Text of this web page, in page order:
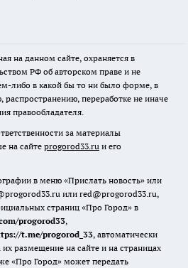
на данном сайте, охраняется в
РФ об авторском праве и не
либо в какой бы то ни было форме, в
переработке не иначе
правообладателя.
за материалы
на сайте progorod33.ru и его
в меню «Прислать новость» или
или red@progorod33.ru,
страниц «Про Город» в
progorod33,
t.me/progorod_33, автоматически
их размещение на сайте и на страницах
«Про Город» может передать